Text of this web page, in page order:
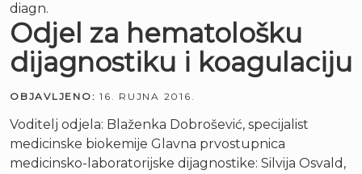
diagn.
Odjel za hematološku
dijagnostiku i koagulaciju
OBJAVLJENO: 16. RUJNA 2016.
Voditelj odjela: Blaženka Dobrošević, specijalist
medicinske biokemije Glavna prvostupnica
medicinsko-laboratorijske dijagnostike: Silvija Osvald,